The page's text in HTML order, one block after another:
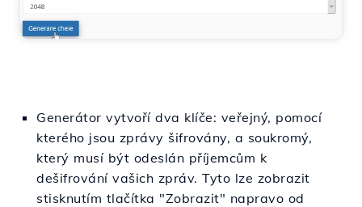
Generátor vytvoří dva klíče: veřejný, pomocí
kterého jsou zprávy šifrovány, a soukromý,
který musí být odeslán příjemcům k
dešifrování vašich zpráv. Tyto lze zobrazit
stisknutím tlačítka "Zobrazit" napravo od